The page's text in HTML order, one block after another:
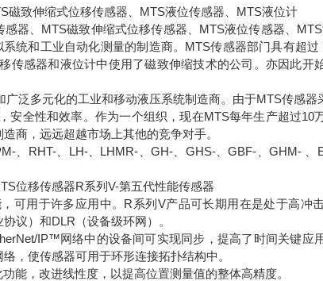
磁致伸缩式位移传感器、MTS液位传感器、MTS液位计
感器、MTS磁致伸缩式位移传感器、MTS液位传感器、
统和工业自动化测量的制造商。MTS传感器部门具有超
传感器和液位计中使用了磁致伸缩技术的公司。亦因此开
泛多元化的工业和移动液压系统制造商。由于MTS传感器
安全性和效率。作为一个组织，现在MTS每年生产超过10
商，远远超越市场上其他的竞争对手。
、RHT-、LH-、LHMR-、GH-、GHS-、GBF-、GHM- 、
位移传感器R系列V-第五代性能传感器
可用于许多应用中。R系列V产品可长期用在是处于高冲
议）和DLR（设备级环网）。
IP™网络中的设备间可实现同步，提高了时间关键应
，使传感器可用于环形连接拓扑结构中。
能，改进线性度，以提高位置测量值的整体高精度。